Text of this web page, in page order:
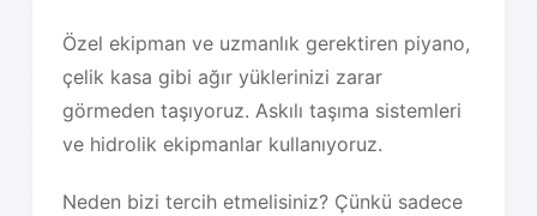
Özel ekipman ve uzmanlık gerektiren piyano,
çelik kasa gibi ağır yüklerinizi zarar
görmeden taşıyoruz. Askılı taşıma sistemleri
ve hidrolik ekipmanlar kullanıyoruz.
Neden bizi tercih etmelisiniz? Çünkü sadece